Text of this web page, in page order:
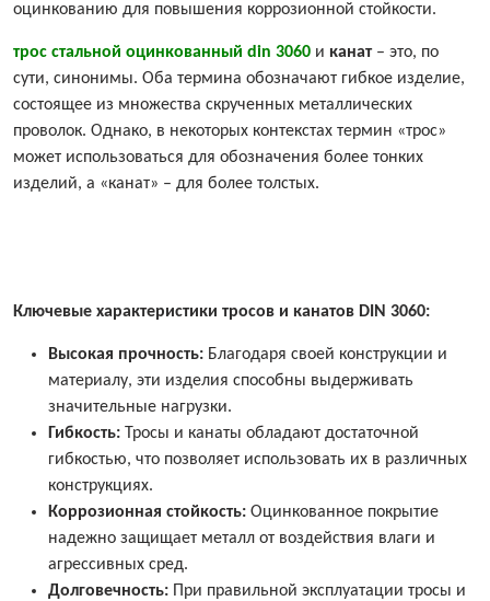
оцинкованию для повышения коррозионной стойкости.
трос стальной оцинкованный din 3060 и канат– это, по
сути, синонимы. Оба термина обозначают гибкое изделие,
состоящее из множества скрученных металлических
проволок. Однако, в некоторых контекстах термин «трос»
может использоваться для обозначения более тонких
изделий, а «канат» – для более толстых.
Ключевые характеристики тросов и канатов DIN 3060:
Высокая прочность: Благодаря своей конструкции и
материалу, эти изделия способны выдерживать
значительные нагрузки.
Гибкость: Тросы и канаты обладают достаточной
гибкостью, что позволяет использовать их в различных
конструкциях.
Коррозионная стойкость: Оцинкованное покрытие
надежно защищает металл от воздействия влаги и
агрессивных сред.
Долговечность: При правильной эксплуатации тросы и